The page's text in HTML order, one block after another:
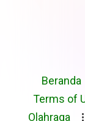
Beranda
Terms of
Olahraga